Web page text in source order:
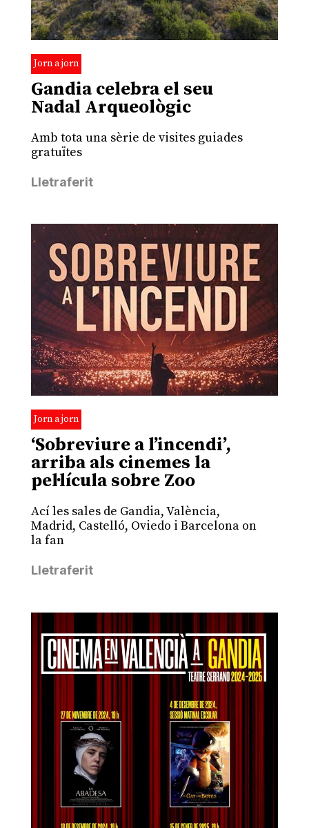
Jorn a jorn
Gandia celebra el seu
Nadal Arqueològic
Amb tota una sèrie de visites guiades
gratuïtes
Lletraferit
Jorn a jorn
‘Sobreviure a l’incendi’,
arriba als cinemes la
pel·lícula sobre Zoo
Ací les sales de Gandia, València,
Madrid, Castelló, Oviedo i Barcelona on
la fan
Lletraferit